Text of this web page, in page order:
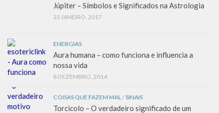
Júpiter – Símbolos e Significados na Astrologia
22 JANEIRO, 2017
ENERGIAS
Aura humana – como funciona e influencia a
nossa vida
8 DEZEMBRO, 2014
COISAS QUE FAZEM MAL /SINAIS
Torcicolo – O verdadeiro significado de um